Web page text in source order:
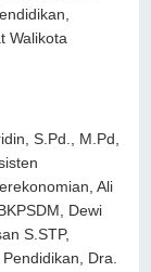
Walikota
S.Pd., M.Pd,
Ali
Dewi
S.STP,
Dra.